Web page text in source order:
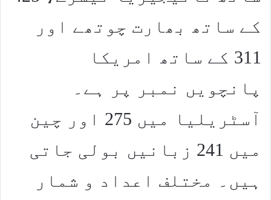
کے ساتھ بھارت چوتھے اور
311 کے ساتھ امریکا
پانچویں نمبر پر ہے۔
آسٹریلیا میں 275 اور چین
میں 241 زبانیں بولی جاتی
ہیں۔ مختلف اعداد و شمار